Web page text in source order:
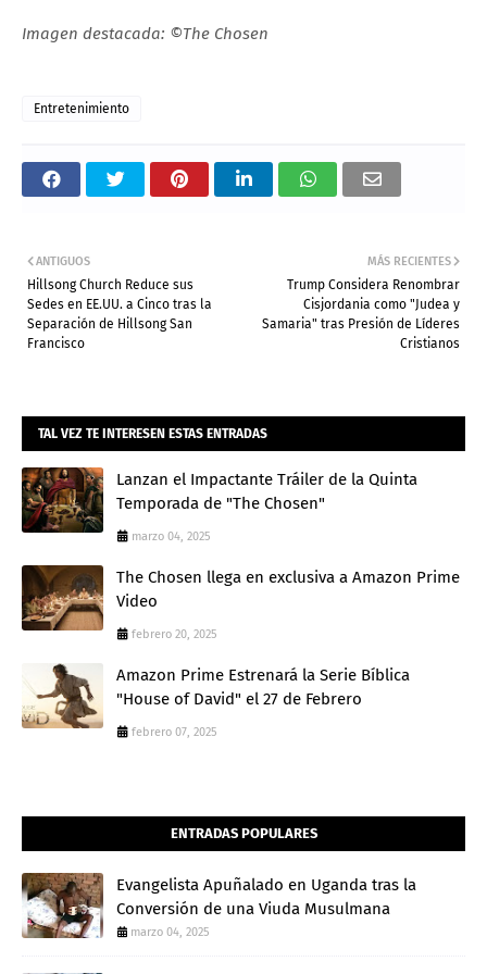
Imagen destacada: ©The Chosen
Entretenimiento
MÁS RECIENTES
Trump Considera Renombrar
Cisjordania como "Judea y
Samaria" tras Presión de Líderes
Cristianos
ANTIGUOS
Hillsong Church Reduce sus
Sedes en EE.UU. a Cinco tras la
Separación de Hillsong San
Francisco
TAL VEZ TE INTERESEN ESTAS ENTRADAS
Lanzan el Impactante Tráiler de la Quinta
Temporada de "The Chosen"
marzo 04, 2025
The Chosen llega en exclusiva a Amazon Prime
Video
febrero 20, 2025
Amazon Prime Estrenará la Serie Bíblica
"House of David" el 27 de Febrero
febrero 07, 2025
ENTRADAS POPULARES
Evangelista Apuñalado en Uganda tras la
Conversión de una Viuda Musulmana
marzo 04, 2025